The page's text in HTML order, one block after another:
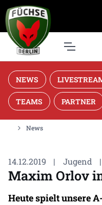
NEWS
TEAMS PARTNER
News
14.12.2019 | Jugend |
Maxim Orlov
Heute spielt unsere